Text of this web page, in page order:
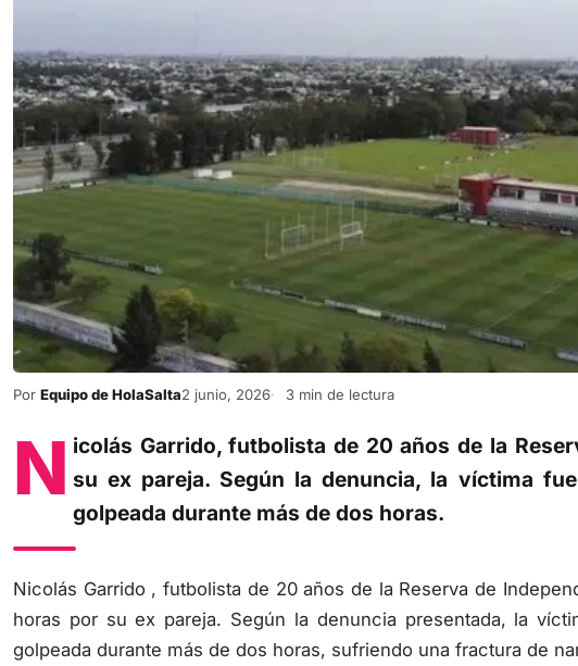
Por Equipo de HolaSalta2 junio, 2026 3 min de lectura
N icolás Garrido, futbolista de 20 años de la
su ex pareja. Según la denuncia, la víctima
golpeada durante más de dos horas.
Nicolás Garrido , futbolista de 20 años de la Reserva de
horas por su ex pareja. Según la denuncia presentada, la
golpeada durante más de dos horas, sufriendo una fractura de